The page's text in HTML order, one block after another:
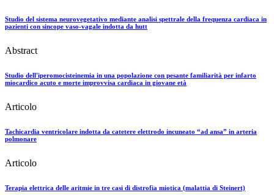
Studio del sistema neurovegetativo mediante analisi spettrale della frequenza cardiaca in
pazienti con sincope vaso-vagale indotta da hutt
Abstract
Studio dell'iperomocisteinemia in una popolazione con pesante familiarità per infarto
miocardico acuto e morte improvvisa cardiaca in giovane età
Articolo
Tachicardia ventricolare indotta da catetere elettrodo incuneato “ad ansa” in arteria
polmonare
Articolo
Terapia elettrica delle aritmie in tre casi di distrofia miotica (malattia di Steinert)